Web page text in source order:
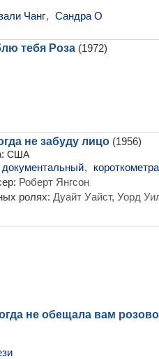
Чанг, Сандра О
тебя Роза (1972)
не забуду лицо (1956)
США
документальный,
Роберт Янгсон
ролях: Дуайт Уайст, Уорд
не обещала вам